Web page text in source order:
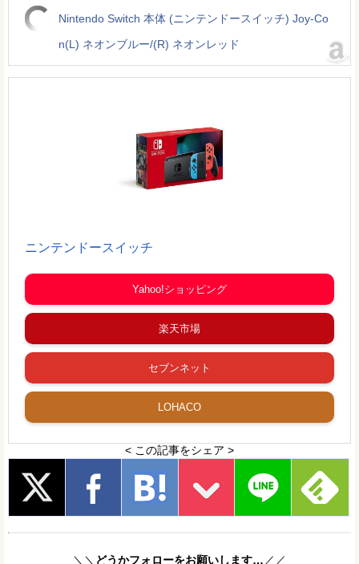
Nintendo Switch 本体 (ニンテンドースイッチ) Joy-Co
n(L) ネオンブルー/(R) ネオンレッド
ニンテンドースイッチ
Yahoo!ショッピング
楽天市場
セブンネット
LOHACO
< この記事をシェア >
＼＼ どうかフォローをお願いします… ／／